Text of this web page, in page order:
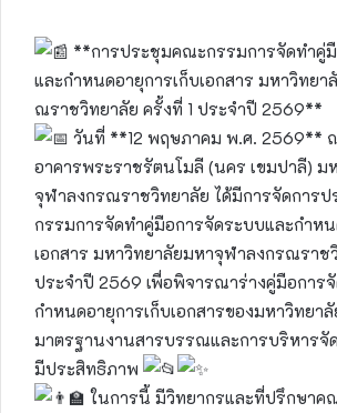
**การประชุมคณะกรรมการจัดทำคู่
และกำหนดอายุการเก็บเอกสาร มหาวิทย
ณราชวิทยาลัย ครั้งที่ 1 ประจำปี 2569**
วันที่ **12 พฤษภาคม พ.ศ. 2569**
อาคารพระราชรัตนโมลี (นคร เขมปาลี) ม
จุฬาลงกรณราชวิทยาลัย ได้มีการจัดการ
กรรมการจัดทำคู่มือการจัดระบบและกำหน
เอกสาร มหาวิทยาลัยมหาจุฬาลงกรณราช
ประจำปี 2569 เพื่อพิจารณาร่างคู่มือการ
กำหนดอายุการเก็บเอกสารของมหาวิทยา
มาตรฐานงานสารบรรณและการบริหารจั
มีประสิทธิภาพ
ในการนี้ มีวิทยากรและที่ปรึกษาค